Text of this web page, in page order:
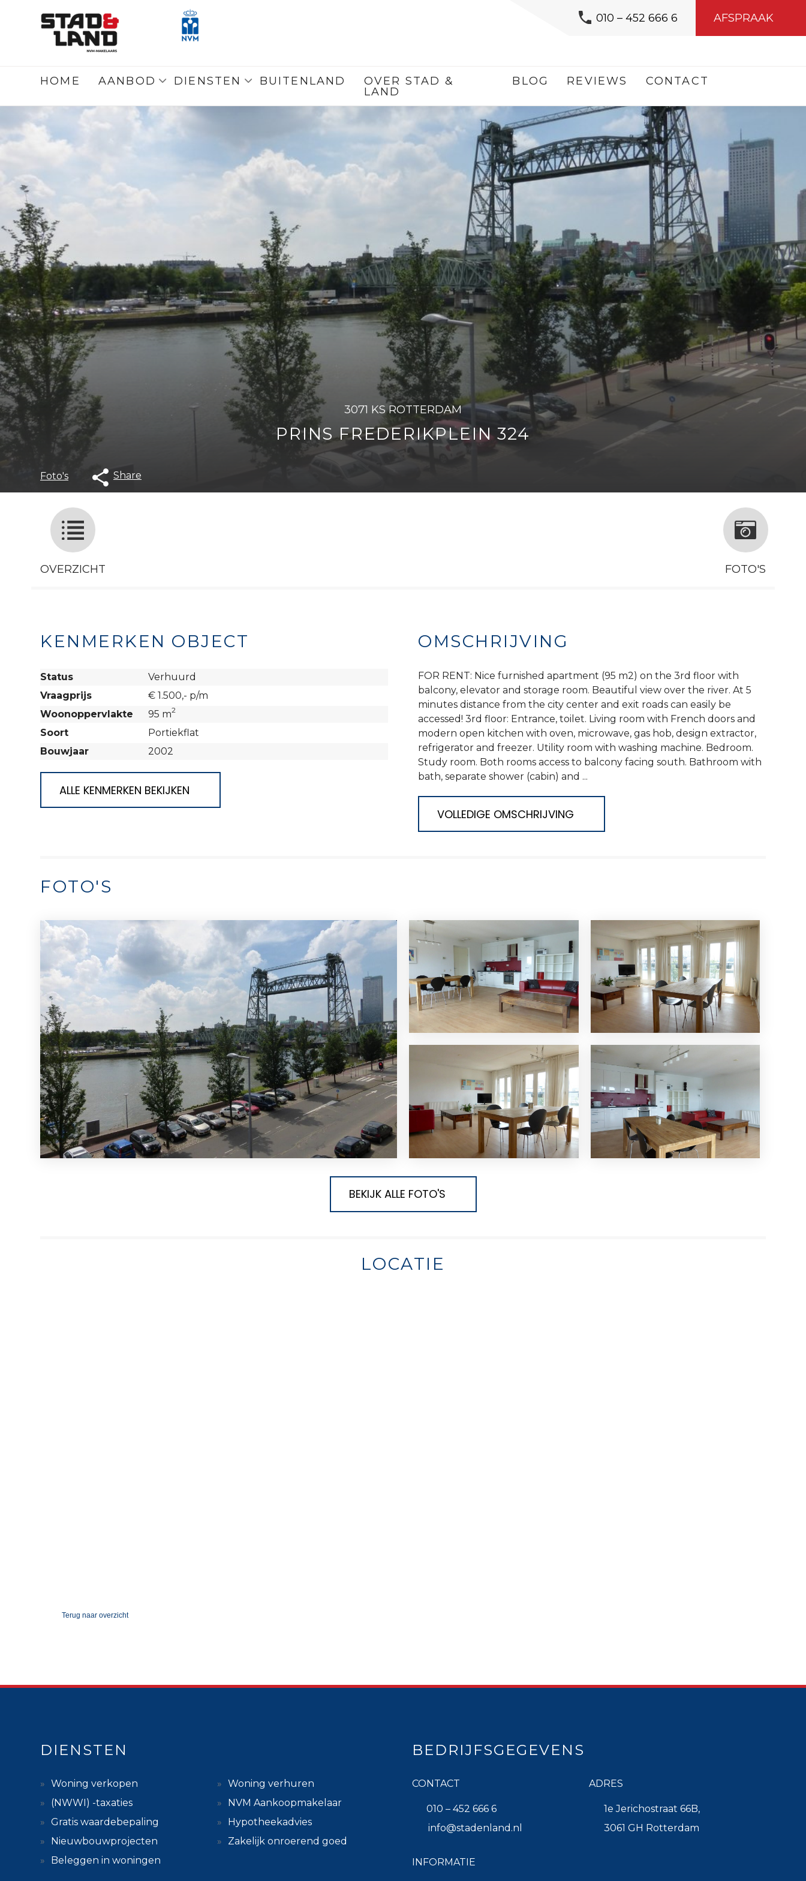
010 – 452 666 6 AFSPRAAK
HOME AANBOD DIENSTEN BUITENLAND
OVER STAD &
LAND
BLOG REVIEWS CONTACT
3071 KS ROTTERDAM
PRINS FREDERIKPLEIN 324
Foto's Share
OVERZICHT FOTO'S
KENMERKEN OBJECT
Status
Verhuurd
Vraagprijs
€ 1.500,- p/m
Woonoppervlakte
95 m2
Soort
Portiekflat
Bouwjaar
2002
ALLE KENMERKEN BEKIJKEN
OMSCHRIJVING
FOR RENT: Nice furnished apartment (95 m2) on the 3rd floor with
balcony, elevator and storage room. Beautiful view over the river. At 5
minutes distance from the city center and exit roads can easily be
accessed! 3rd floor: Entrance, toilet. Living room with French doors and
modern open kitchen with oven, microwave, gas hob, design extractor,
refrigerator and freezer. Utility room with washing machine. Bedroom.
Study room. Both rooms access to balcony facing south. Bathroom with
bath, separate shower (cabin) and ...
VOLLEDIGE OMSCHRIJVING
FOTO'S
BEKIJK ALLE FOTO'S
LOCATIE
Terug naar overzicht
DIENSTEN
Woning verkopen
Woning verhuren
(NWWI) -taxaties
NVM Aankoopmakelaar
Gratis waardebepaling
Hypotheekadvies
Nieuwbouwprojecten
Zakelijk onroerend goed
Beleggen in woningen
BEDRIJFSGEGEVENS
CONTACT
010 – 452 666 6
info@stadenland.nl
INFORMATIE
ADRES
1e Jerichostraat 66B,
3061 GH Rotterdam